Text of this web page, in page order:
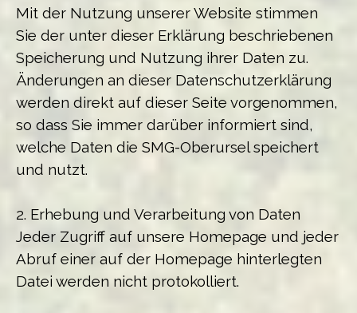
Mit der Nutzung unserer Website stimmen
Sie der unter dieser Erklärung beschriebenen
Speicherung und Nutzung ihrer Daten zu.
Änderungen an dieser Datenschutzerklärung
werden direkt auf dieser Seite vorgenommen,
so dass Sie immer darüber informiert sind,
welche Daten die SMG-Oberursel speichert
und nutzt.
2. Erhebung und Verarbeitung von Daten
Jeder Zugriff auf unsere Homepage und jeder
Abruf einer auf der Homepage hinterlegten
Datei werden nicht protokolliert.